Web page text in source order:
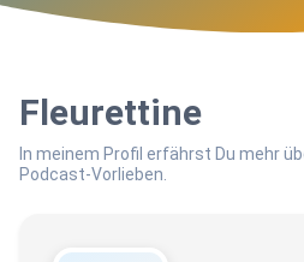
Fleurettine
In meinem Profil erfährst Du mehr
Podcast-Vorlieben.